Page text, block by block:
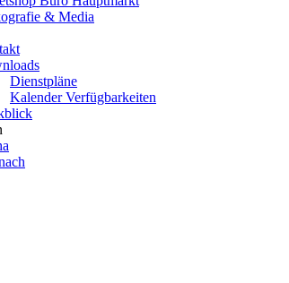
& Media
Dienstpläne
Kalender Verfügbarkeiten